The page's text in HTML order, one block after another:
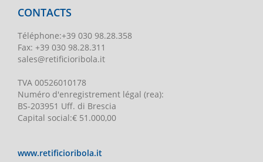
CONTACTS
Téléphone:+39 030 98.28.358
Fax: +39 030 98.28.311
sales@retificioribola.it
TVA 00526010178
Numéro d'enregistrement légal (rea):
BS-203951 Uff. di Brescia
Capital social:€ 51.000,00
www.retificioribola.it